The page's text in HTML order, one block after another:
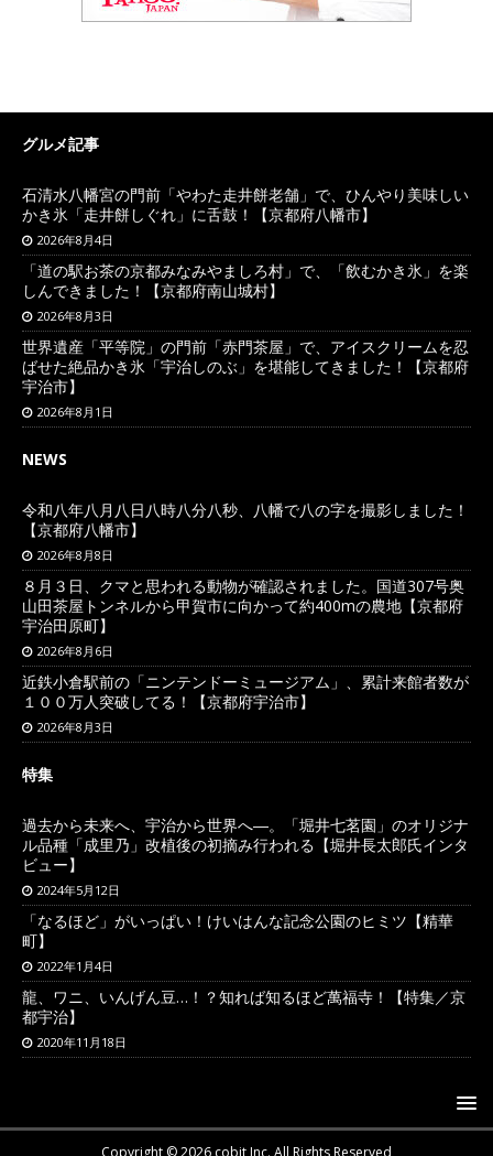
グルメ記事
石清水八幡宮の門前「やわた走井餅老舗」で、ひんやり美味しい
かき氷「走井餅しぐれ」に舌鼓！【京都府八幡市】
2026年8月4日
「道の駅お茶の京都みなみやましろ村」で、「飲むかき氷」を楽
しんできました！【京都府南山城村】
2026年8月3日
世界遺産「平等院」の門前「赤門茶屋」で、アイスクリームを忍
ばせた絶品かき氷「宇治しのぶ」を堪能してきました！【京都府
宇治市】
2026年8月1日
NEWS
令和八年八月八日八時八分八秒、八幡で八の字を撮影しました！
【京都府八幡市】
2026年8月8日
８月３日、クマと思われる動物が確認されました。国道307号奥
山田茶屋トンネルから甲賀市に向かって約400mの農地【京都府
宇治田原町】
2026年8月6日
近鉄小倉駅前の「ニンテンドーミュージアム」、累計来館者数が
１００万人突破してる！【京都府宇治市】
2026年8月3日
特集
過去から未来へ、宇治から世界へ―。「堀井七茗園」のオリジナ
ル品種「成里乃」改植後の初摘み行われる【堀井長太郎氏インタ
ビュー】
2024年5月12日
「なるほど」がいっぱい！けいはんな記念公園のヒミツ【精華
町】
2022年1月4日
龍、ワニ、いんげん豆…！？知れば知るほど萬福寺！【特集／京
都宇治】
2020年11月18日
Copyright © 2026 cobit,Inc. All Rights Reserved